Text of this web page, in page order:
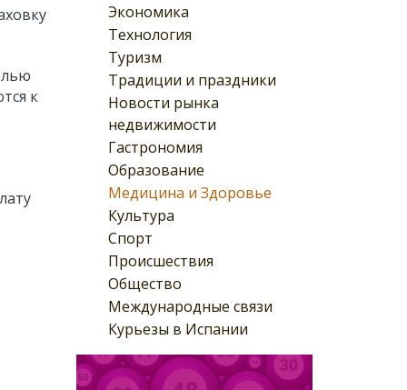
Экономика
Технология
Туризм
Традиции и праздники
Новости рынка
недвижимости
Гастрономия
Образование
Медицина и Здоровье
Культура
Спорт
Происшествия
Общество
Международные связи
Курьезы в Испании
к